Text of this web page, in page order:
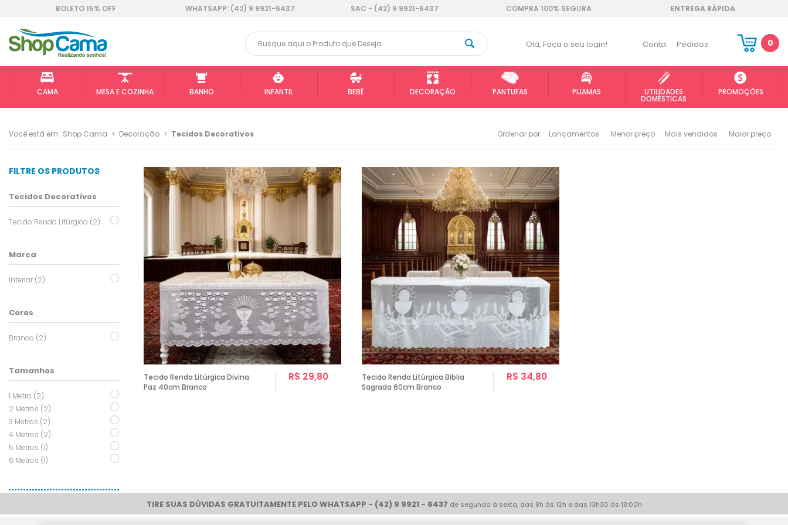
BOLETO 15% OFF WHATSAPP: (42) 9 9921-6437 SAC - (42) 9 9921-6437 COMPRA 100% SEGURA ENTREGA RÁPIDA
Olá, Faça o seu login! Conta Pedidos 0
CAMA MESA E COZINHA BANHO INFANTIL BEBÊ DECORAÇÃO PANTUFAS PIJAMAS UTILIDADES
DOMÉSTICAS
PROMOÇÕES
Você está em: Shop Cama > Decoração > Tecidos Decorativos Ordenar por: Lançamentos Menor preço Mais vendidos Maior preço
FILTRE OS PRODUTOS
Tecidos Decorativos
Tecido Renda Litúrgica (2)
Marca
Interlar (2)
Cores
Branco (2)
Tamanhos
1 Metro (2)
2 Metros (2)
3 Metros (2)
4 Metros (2)
5 Metros (1)
6 Metros (1)
Tecido Renda Litúrgica Divina
Paz 40cm Branco
R$ 29,80
Tecido Renda Litúrgica Bíblia
Sagrada 60cm Branco
R$ 34,80
TIRE SUAS DÚVIDAS GRATUITAMENTE PELO WHATSAPP - (42) 9 9921 - 6437 de segunda à sexta, das 8h às 12h e das 13h30 às 18:00h